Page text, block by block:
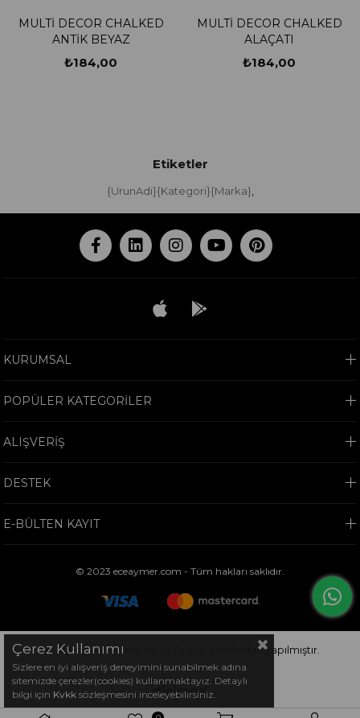
MULTİ DECOR CHALKED
ANTİK BEYAZ
₺184,00
MULTİ DECOR CHALKED
ALAÇATI
₺184,00
Etiketler
{UrunAdi}{Kategori}{Marka},
KURUMSAL
POPÜLER KATEGORİLER
ALIŞVERİŞ
DESTEK
E-BÜLTEN KAYIT
© 2023 eceaymer.com - Tüm hakları saklıdır.
Bu sitenin kurulumu tarafından yapılmıştır.
Çerez Kullanımı
Sizlere en iyi alışveriş deneyimini sunabilmek adına
sitemizde çerezler(cookies) kullanmaktayız. Detaylı
bilgi için Kvkk sözleşmesini inceleyebilirsiniz.